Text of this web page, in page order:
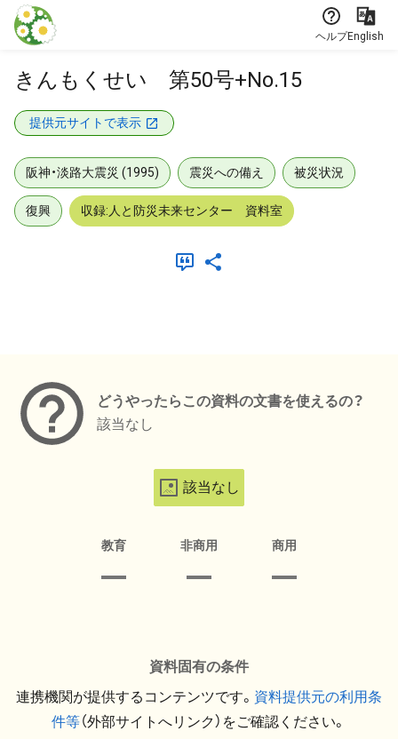
本文に飛ぶ
ヘルプEnglish
きんもくせい 第50号+No.15
提供元サイトで表示
阪神・淡路大震災 (1995) 震災への備え 被災状況
復興 収録:人と防災未来センター 資料室
どうやったらこの資料の文書を使えるの？
該当なし
該当なし
教育 非商用 商用
資料固有の条件
連携機関が提供するコンテンツです。 資料提供元の利用条
件等（外部サイトへリンク）をご確認ください。